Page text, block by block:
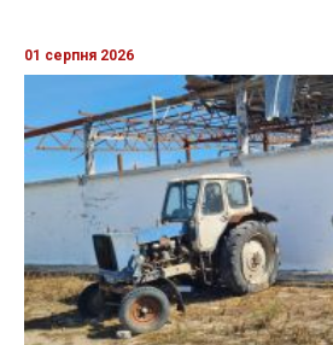
01 серпня 2026